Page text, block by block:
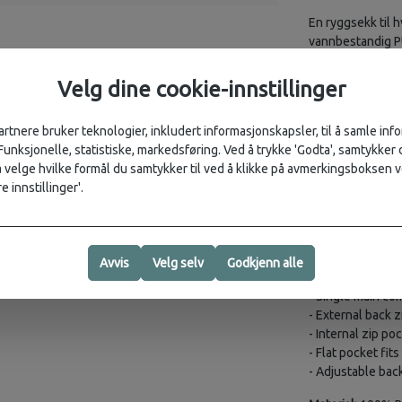
En ryggsekk til
vannbestandig
Description
strap with
rucksack
concealed
- Flap with
- Single main
- External back
- Internal zip
- Flat pocket
- Adjustable
Velg dine cookie-innstillinger
bruker teknologier, inkludert informasjonskapsler, til å samle
statistiske, markedsføring. Ved å trykke 'Godta', samtykker
velge hvilke formål du samtykker til ved å klikke på avmerkingsboksen
innstillinger'.
Avvis Velg selv Godkjenn alle